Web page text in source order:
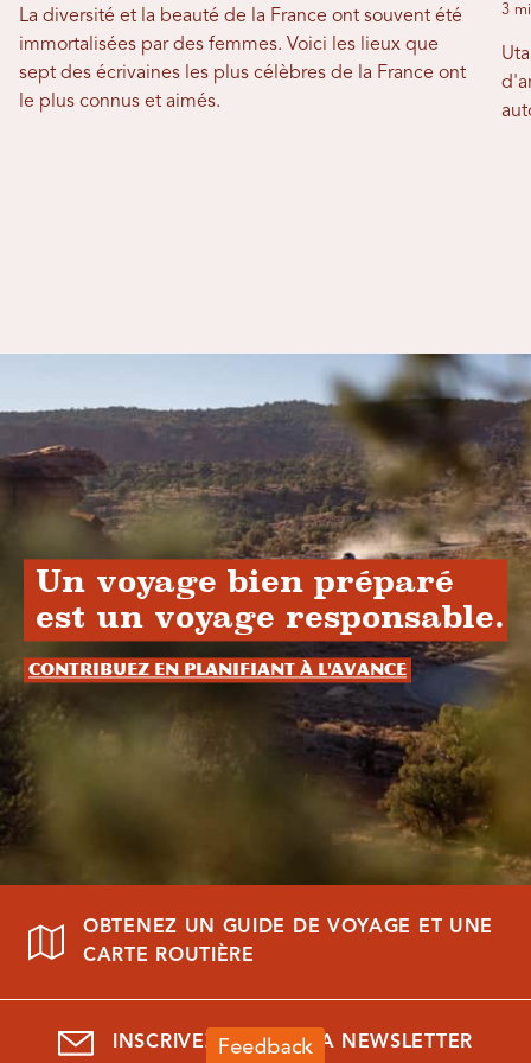
La diversité et la beauté de la France ont souvent été
immortalisées par des femmes. Voici les lieux que
sept des écrivaines les plus célèbres de la France ont
le plus connus et aimés.
3
Un voyage bien préparé
est un voyage responsable.
Contribuez en planifiant à l'avance
OBTENEZ UN GUIDE DE VOYAGE ET UNE
CARTE ROUTIÈRE
INSCRIVEZ-VOUS À LA NEWSLETTER